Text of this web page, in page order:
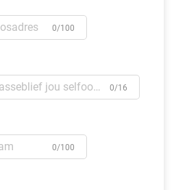
0/100
0/16
0/100